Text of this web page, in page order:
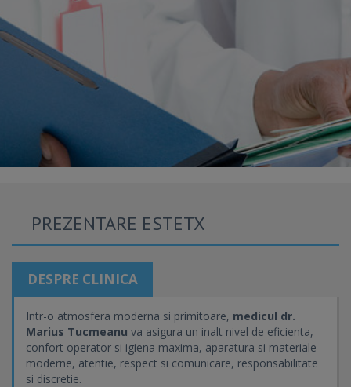
PREZENTARE ESTETX
DESPRE CLINICA
Intr-o atmosfera moderna si primitoare, medicul dr.
Marius Tucmeanu va asigura un inalt nivel de eficienta,
confort operator si igiena maxima, aparatura si materiale
moderne, atentie, respect si comunicare, responsabilitate
si discretie.